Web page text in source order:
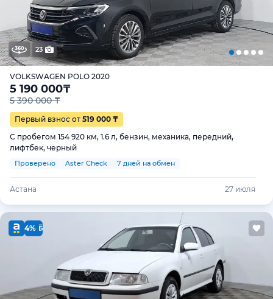
23
VOLKSWAGEN POLO 2020
5 190 000₸
5 390 000 ₸
Первый взнос от 519 000 ₸
С пробегом 154 920 км, 1.6 л, бензин, механика, передний,
лифтбек, черный
Проверено Aster Check 7 дней на обмен
Астана 27 июля
4%